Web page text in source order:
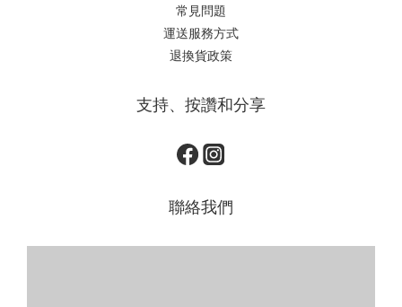
常見問題
運送服務方式
退換貨政策
支持、按讚和分享
聯絡我們